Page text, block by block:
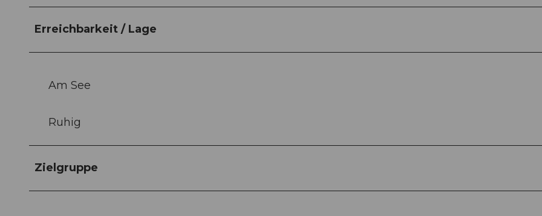
Erreichbarkeit / Lage
Am See
Ruhig
Zielgruppe